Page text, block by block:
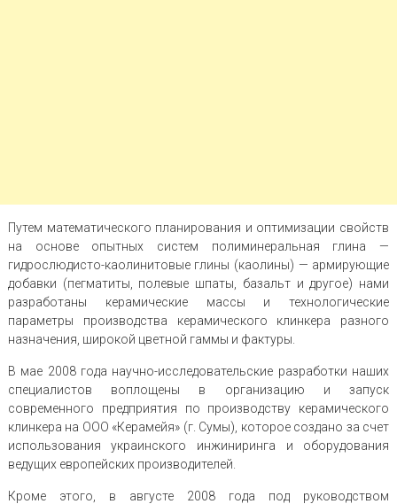
Путем математического планирования и оптимизации свойств
на основе опытных систем полиминеральная глина —
гидрослюдисто-каолинитовые глины (каолины) — армирующие
добавки (пегматиты, полевые шпаты, базальт и другое) нами
разработаны керамические массы и технологические
параметры производства керамического клинкера разного
назначения, широкой цветной гаммы и фактуры.
В мае 2008 года научно-исследовательские разработки наших
специалистов воплощены в организацию и запуск
современного предприятия по производству керамического
клинкера на ООО «Керамейя» (г. Сумы), которое создано за счет
использования украинского инжиниринга и оборудования
ведущих европейских производителей.
Кроме этого, в августе 2008 года под руководством